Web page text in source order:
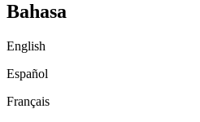
Bahasa
English
Español
Français